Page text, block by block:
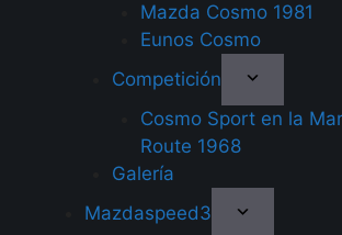
Mazda Cosmo 1981
Eunos Cosmo
Competición
Cosmo Sport en la
Route 1968
Galería
Mazdaspeed3